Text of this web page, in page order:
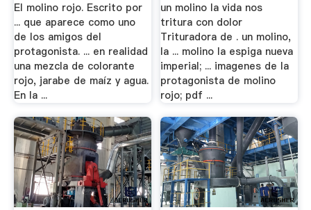
El molino rojo. Escrito por
... que aparece como uno
de los amigos del
protagonista. ... en realidad
una mezcla de colorante
rojo, jarabe de maíz y agua.
En la ...
un molino la vida nos
tritura con dolor
Trituradora de . un molino,
la ... molino la espiga nueva
imperial; ... imagenes de la
protagonista de molino
rojo; pdf ...